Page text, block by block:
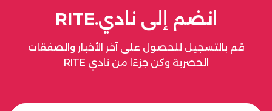
انضم إلى نادي.RITE
قم بالتسجيل للحصول على آخر الأخبار والصفقات
الحصرية وكن جزءًا من نادي RITE